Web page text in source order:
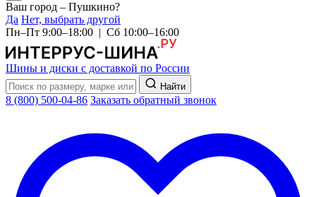
Ваш город – Пушкино?
Да Нет, выбрать другой
Пн–Пт 9:00–18:00 | Сб 10:00–16:00
Шины и диски с доставкой по России
Найти
8 (800) 500-04-86 Заказать обратный звонок